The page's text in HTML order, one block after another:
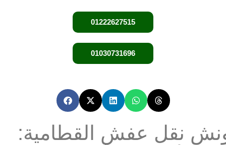
01222627515
01030731696
نقل عفش القطامية: